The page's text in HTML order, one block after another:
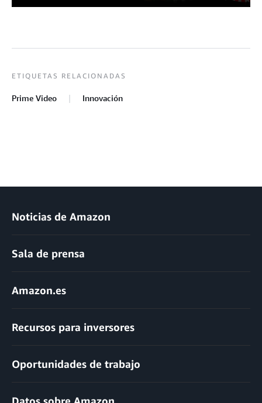
ETIQUETAS RELACIONADAS
Prime Video Innovación
Noticias de Amazon
Sala de prensa
Amazon.es
Recursos para inversores
Oportunidades de trabajo